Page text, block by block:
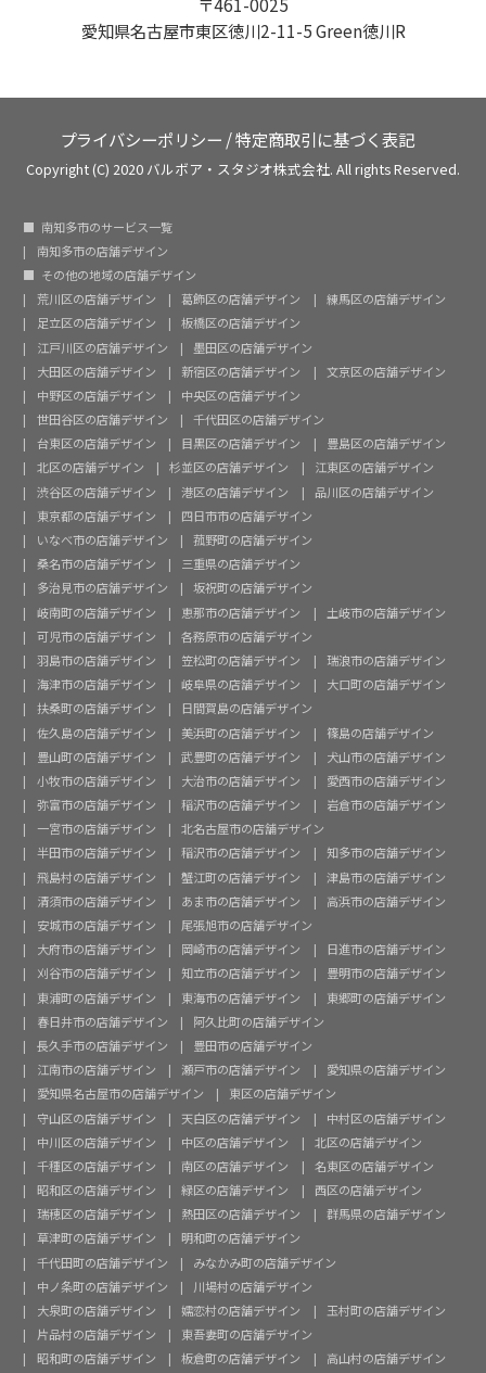
愛知県名古屋市東区徳川2-11-5 Green徳川R
プライバシーポリシー /特定商取引に基づく表記
Copyright (C) 2020 バルボア・スタジオ株式会社. All rights Reserved.
南知多市のサービス一覧
南知多市の店舗デザイン
その他の地域の店舗デザイン
荒川区の店舗デザイン
葛飾区の店舗デザイン
練馬区の店舗デザイン
足立区の店舗デザイン
板橋区の店舗デザイン
江戸川区の店舗デザイン
墨田区の店舗デザイン
大田区の店舗デザイン
新宿区の店舗デザイン
文京区の店舗デザイン
中野区の店舗デザイン
中央区の店舗デザイン
世田谷区の店舗デザイン
千代田区の店舗デザイン
台東区の店舗デザイン
目黒区の店舗デザイン
豊島区の店舗デザイン
北区の店舗デザイン
杉並区の店舗デザイン
江東区の店舗デザイン
渋谷区の店舗デザイン
港区の店舗デザイン
品川区の店舗デザイン
東京都の店舗デザイン
四日市市の店舗デザイン
いなべ市の店舗デザイン
菰野町の店舗デザイン
桑名市の店舗デザイン
三重県の店舗デザイン
多治見市の店舗デザイン
坂祝町の店舗デザイン
岐南町の店舗デザイン
恵那市の店舗デザイン
土岐市の店舗デザイン
可児市の店舗デザイン
各務原市の店舗デザイン
羽島市の店舗デザイン
笠松町の店舗デザイン
瑞浪市の店舗デザイン
海津市の店舗デザイン
岐阜県の店舗デザイン
大口町の店舗デザイン
扶桑町の店舗デザイン
日間賀島の店舗デザイン
佐久島の店舗デザイン
美浜町の店舗デザイン
篠島の店舗デザイン
豊山町の店舗デザイン
武豊町の店舗デザイン
犬山市の店舗デザイン
小牧市の店舗デザイン
大治市の店舗デザイン
愛西市の店舗デザイン
弥富市の店舗デザイン
稲沢市の店舗デザイン
岩倉市の店舗デザイン
一宮市の店舗デザイン
北名古屋市の店舗デザイン
半田市の店舗デザイン
稲沢市の店舗デザイン
知多市の店舗デザイン
飛島村の店舗デザイン
蟹江町の店舗デザイン
津島市の店舗デザイン
清須市の店舗デザイン
あま市の店舗デザイン
高浜市の店舗デザイン
安城市の店舗デザイン
尾張旭市の店舗デザイン
大府市の店舗デザイン
岡崎市の店舗デザイン
日進市の店舗デザイン
刈谷市の店舗デザイン
知立市の店舗デザイン
豊明市の店舗デザイン
東浦町の店舗デザイン
東海市の店舗デザイン
東郷町の店舗デザイン
春日井市の店舗デザイン
阿久比町の店舗デザイン
長久手市の店舗デザイン
豊田市の店舗デザイン
江南市の店舗デザイン
瀬戸市の店舗デザイン
愛知県の店舗デザイン
愛知県名古屋市の店舗デザイン
東区の店舗デザイン
守山区の店舗デザイン
天白区の店舗デザイン
中村区の店舗デザイン
中川区の店舗デザイン
中区の店舗デザイン
北区の店舗デザイン
千種区の店舗デザイン
南区の店舗デザイン
名東区の店舗デザイン
昭和区の店舗デザイン
緑区の店舗デザイン
西区の店舗デザイン
瑞穂区の店舗デザイン
熱田区の店舗デザイン
群馬県の店舗デザイン
草津町の店舗デザイン
明和町の店舗デザイン
千代田町の店舗デザイン
みなかみ町の店舗デザイン
中ノ条町の店舗デザイン
川場村の店舗デザイン
大泉町の店舗デザイン
嬬恋村の店舗デザイン
玉村町の店舗デザイン
片品村の店舗デザイン
東吾妻町の店舗デザイン
昭和町の店舗デザイン
板倉町の店舗デザイン 高山村の店舗デザイン